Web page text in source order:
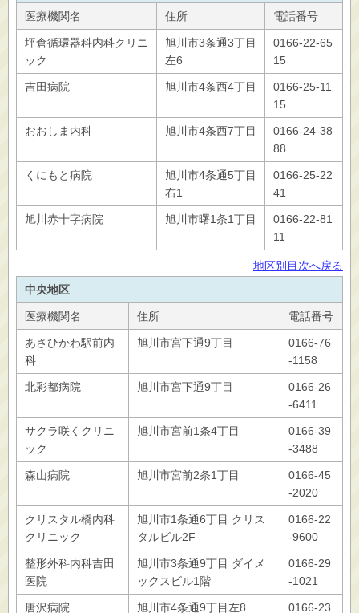
医療機関名 住所 電話番号
坪倉循環器科内科クリニ
ック
旭川市3条通3丁目
左6
0166-22-65
15
吉田病院 旭川市4条西4丁目
0166-25-11
15
おおしま内科 旭川市4条西7丁目
0166-24-38
88
くにもと病院
旭川市4条通5丁目
右1
0166-25-22
41
旭川赤十字病院 旭川市曙1条1丁目
0166-22-81
11
地区別目次へ戻る
中央地区
医療機関名 住所 電話番号
あさひかわ駅前内
科
旭川市宮下通9丁目
0166-76
-1158
北彩都病院 旭川市宮下通9丁目
0166-26
-6411
サクラ咲くクリニ
ック
旭川市宮前1条4丁目
0166-39
-3488
森山病院 旭川市宮前2条1丁目
0166-45
-2020
クリスタル橋内科
クリニック
旭川市1条通6丁目 クリス
タルビル2F
0166-22
-9600
整形外科内科吉田
医院
旭川市3条通9丁目 ダイメ
ックスビル1階
0166-29
-1021
唐沢病院 旭川市4条通9丁目左8
0166-23